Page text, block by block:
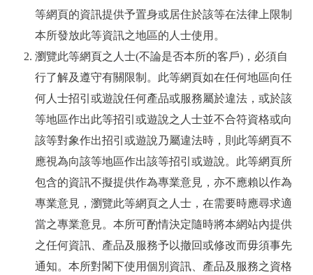
等網頁的資訊提供予置身或居住於該等在法律上限制
本所發放此等資訊之地區的人士使用。
瀏覽此等網頁之人士(不論是否本所的客戶)，必須自
行了解及遵守有關限制。此等網頁如在任何地區向任
何人士招引或遊說任何產品或服務屬於違法，或於該
等地區作出此等招引或遊說之人士並不合符資格或向
該等對象作出招引或遊說乃屬違法時，則此等網頁不
應視為向該等地區作出該等招引或遊說。此等網頁所
包含的資訊不擬提供作為專業意見，亦不應賴以作為
專業意見，瀏覽此等網頁之人士，在需要時應尋求適
當之專業意見。本所可酌情決定隨時將本網站內提供
之任何資訊、產品及服務予以撤回或修改而毋須事先
通知。本所對閣下使用個別資訊、產品及服務之資格